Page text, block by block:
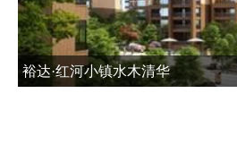
裕达·红河小镇水木清华